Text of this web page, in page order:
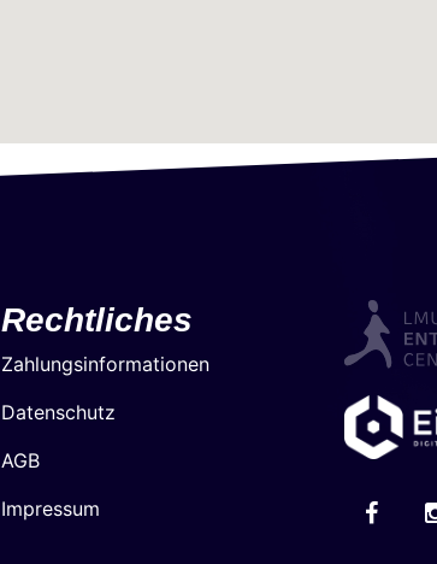
Rechtliches
Zahlungsinformationen
Datenschutz
AGB
Impressum